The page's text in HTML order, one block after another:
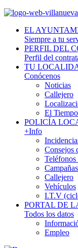
EL
Siempre a tu
PERFIL DEL
Perfil del
TU
Conócenos
Noticias
Callejero
El Tiempo
POLICÍA
+Info
Consejos
Teléfonos
Campañas
Callejero
Vehículos
I.T.V
PORTAL DE
Todos los datos
Empleo